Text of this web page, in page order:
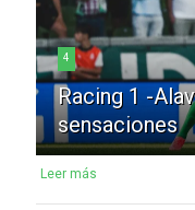
4
Racing 1 -
sensaciones
Leer más